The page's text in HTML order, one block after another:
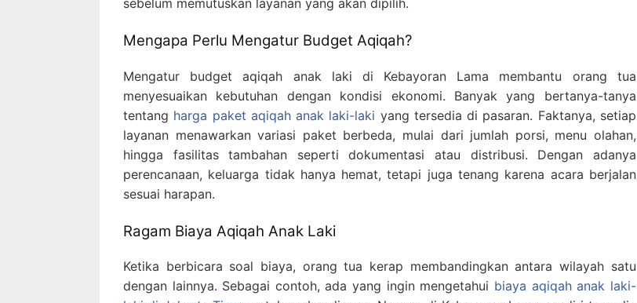
sebelum memutuskan layanan yang akan dipilih.
Mengapa Perlu Mengatur Budget Aqiqah?
Mengatur budget aqiqah anak laki di Kebayoran Lama membantu orang tua
menyesuaikan kebutuhan dengan kondisi ekonomi. Banyak yang bertanya-tanya
tentang harga paket aqiqah anak laki-laki yang tersedia di pasaran. Faktanya, setiap
layanan menawarkan variasi paket berbeda, mulai dari jumlah porsi, menu olahan,
hingga fasilitas tambahan seperti dokumentasi atau distribusi. Dengan adanya
perencanaan, keluarga tidak hanya hemat, tetapi juga tenang karena acara berjalan
sesuai harapan.
Ragam Biaya Aqiqah Anak Laki
Ketika berbicara soal biaya, orang tua kerap membandingkan antara wilayah satu
dengan lainnya. Sebagai contoh, ada yang ingin mengetahui biaya aqiqah anak laki-